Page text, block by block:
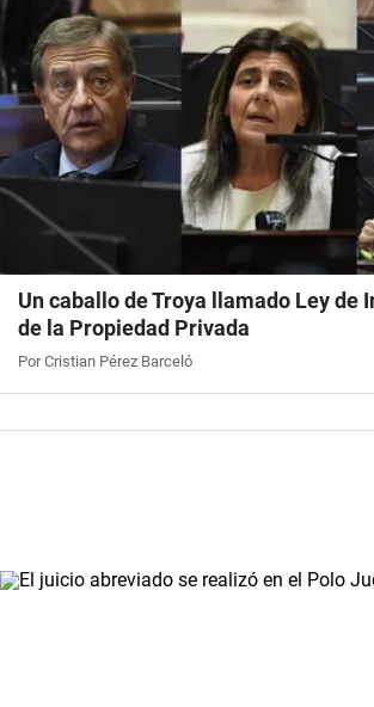
Un caballo de Troya llamado Ley de
de la Propiedad Privada
Por Cristian Pérez Barceló